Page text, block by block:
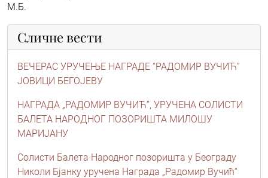
М.Б.
Сличне вести
ВЕЧЕРАС УРУЧЕЊЕ НАГРАДЕ “РАДОМИР ВУЧИЋ”
ЈОВИЦИ БЕГОЈЕВУ
НАГРАДА „РАДОМИР ВУЧИЋ”, УРУЧЕНА СОЛИСТИ
БАЛЕТА НАРОДНОГ ПОЗОРИШТА МИЛОШУ
МАРИЈАНУ
Солисти Балета Народног позоришта у Београду
Николи Бјанку уручена Награда „Радомир Вучић“